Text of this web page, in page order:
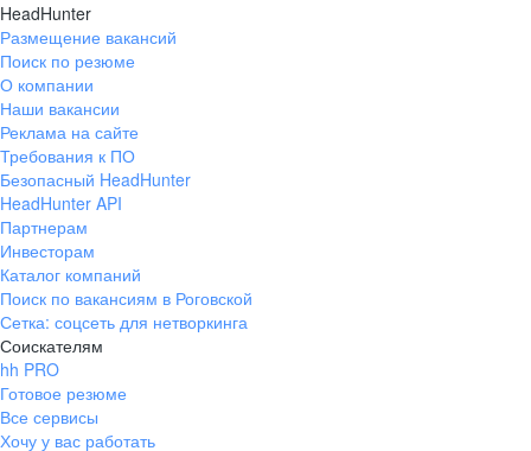
HeadHunter
Размещение вакансий
Поиск по резюме
О компании
Наши вакансии
Реклама на сайте
Требования к ПО
Безопасный HeadHunter
HeadHunter API
Партнерам
Инвесторам
Каталог компаний
Поиск по вакансиям в Роговской
Сетка: соцсеть для нетворкинга
Соискателям
hh PRO
Готовое резюме
Все сервисы
Хочу у вас работать